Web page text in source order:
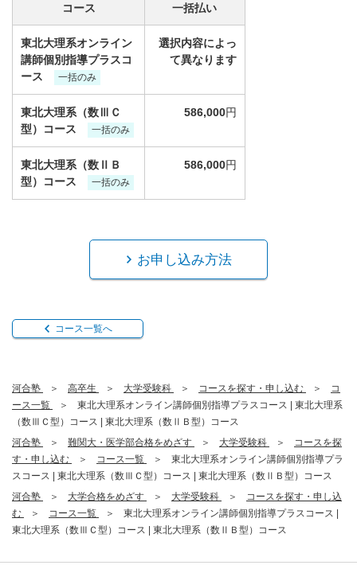
コース
東北大理系オンライン
講師個別指導プラスコ
ース
一括のみ
東北大理系（数ⅢＣ
型）コース
一括のみ
東北大理系（数ⅡＢ
型）コース
一括のみ
一括払い
選択内容によっ
て異なります
586,000円
586,000円
お申し込み方法
コース一覧へ
河合塾 高卒生 大学受験科 コースを探す・申し込む
コ
ース一覧
東北大理系オンライン講師個別指導プラスコース | 東北大理系
（数ⅢＣ型）コース | 東北大理系（数ⅡＢ型）コース
河合塾
難関大・医学部合格をめざす 大学受験科
コースを探
す・申し込む
コース一覧
東北大理系オンライン講師個別指導プラ
スコース | 東北大理系（数ⅢＣ型）コース | 東北大理系（数ⅡＢ型）コース
河合塾
大学合格をめざす 大学受験科
コースを探す・申し込
む
コース一覧
東北大理系オンライン講師個別指導プラスコース |
東北大理系（数ⅢＣ型）コース | 東北大理系（数ⅡＢ型）コース